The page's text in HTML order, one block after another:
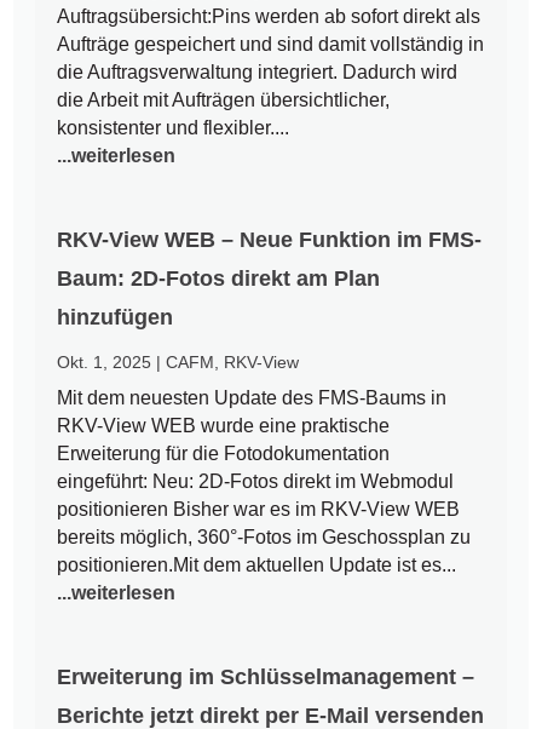
Auftragsübersicht:Pins werden ab sofort direkt als
Aufträge gespeichert und sind damit vollständig in
die Auftragsverwaltung integriert. Dadurch wird
die Arbeit mit Aufträgen übersichtlicher,
konsistenter und flexibler....
...weiterlesen
RKV-View WEB – Neue Funktion im FMS-
Baum: 2D-Fotos direkt am Plan
hinzufügen
Okt. 1, 2025 |CAFM RKV-View
Mit dem neuesten Update des FMS-Baums in
RKV-View WEB wurde eine praktische
Erweiterung für die Fotodokumentation
eingeführt: Neu: 2D-Fotos direkt im Webmodul
positionieren Bisher war es im RKV-View WEB
bereits möglich, 360°-Fotos im Geschossplan zu
positionieren.Mit dem aktuellen Update ist es...
...weiterlesen
Erweiterung im Schlüsselmanagement –
Berichte jetzt direkt per E-Mail versenden